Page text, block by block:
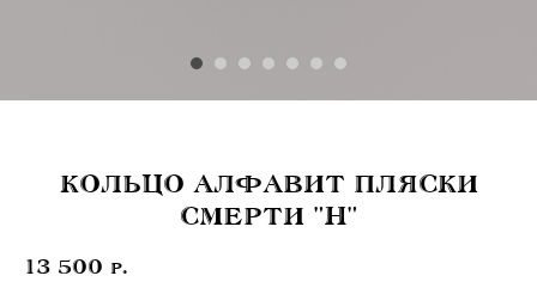
КОЛЬЦО АЛФАВИТ ПЛЯСКИ
СМЕРТИ "H"
13 500 р.